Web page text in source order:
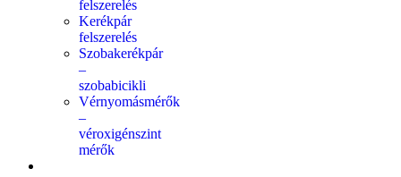
felszerelés
Kerékpár
felszerelés
Szobakerékpár
–
szobabicikli
Vérnyomásmérők
–
véroxigénszint
mérők